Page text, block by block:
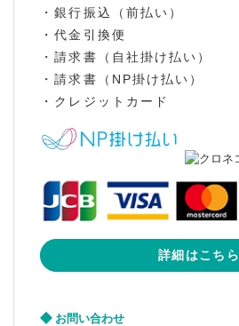
・銀行振込（前払い）
・代金引換便
・請求書（自社掛け払い）
・請求書（NP掛け払い）
・クレジットカード
詳細はこちら
お問い合わせ